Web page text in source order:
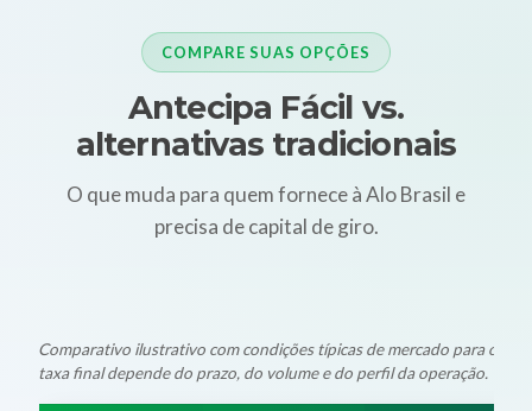
COMPARE SUAS OPÇÕES
Antecipa Fácil vs.
alternativas tradicionais
O que muda para quem fornece à Alo Brasil e
precisa de capital de giro.
Comparativo ilustrativo com condições típicas de mercado para
taxa final depende do prazo, do volume e do perfil da operação.